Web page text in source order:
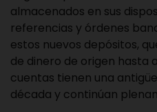
almacenados en sus
referencias y órdenes
estos nuevos depósitos,
de dinero de origen hasta
cuentas tienen una
década y continúan